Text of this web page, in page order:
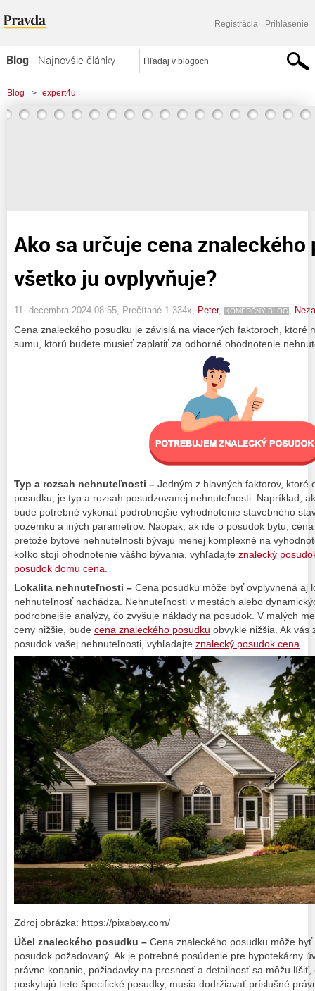
Registrácia Prihlásenie
Blog
Najnovšie články
Najčítanejšie články
Najkomentovanejšie články
Blog > expert4u
> Ako sa určuje cena znaleckého posudku a čo všetko ju ovplyvňuje?
Ako sa určuje cena znaleckého
všetko ju ovplyvňuje?
11. decembra 2024 08:55 , Prečítané 1 334x, Peter, KOMERČNÝ BLOG
Cena znaleckého posudku je závislá na viacerých faktoroch, ktoré
sumu, ktorú budete musieť zaplatiť za odborné ohodnotenie
Typ a rozsah nehnuteľnosti – Jedným z hlavných faktorov, ktoré
posudku, je typ a rozsah posudzovanej nehnuteľnosti. Napríklad,
bude potrebné vykonať podrobnejšie vyhodnotenie stavebného
pozemku a iných parametrov. Naopak, ak ide o posudok bytu,
pretože bytové nehnuteľnosti bývajú menej komplexné na
koľko stojí ohodnotenie vášho bývania, vyhľadajte znalecký
posudok domu cena
Lokalita nehnuteľnosti – Cena posudku môže byť ovplyvnená aj
nehnuteľnosť nachádza. Nehnuteľnosti v mestách alebo
podrobnejšie analýzy, čo zvyšuje náklady na posudok. V malých
ceny nižšie, bude cena znaleckého posudku obvykle nižšia. Ak vás
posudok vašej nehnuteľnosti, vyhľadajte znalecký posudok cena
Zdroj obrázka: https://pixabay.com/
Účel znaleckého posudku – Cena znaleckého posudku môže
posudok požadovaný. Ak je potrebné posúdenie pre hypotekárny
právne konanie, požiadavky na presnosť a detailnosť sa môžu
poskytujú tieto špecifické posudky, musia dodržiavať príslušné